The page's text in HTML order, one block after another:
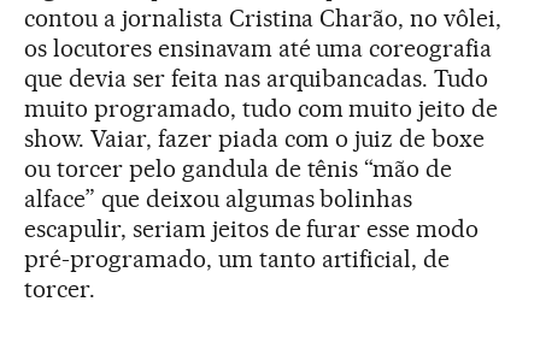
contou a jornalista Cristina Charão, no vôlei,
os locutores ensinavam até uma coreografia
que devia ser feita nas arquibancadas. Tudo
muito programado, tudo com muito jeito de
show. Vaiar, fazer piada com o juiz de boxe
ou torcer pelo gandula de tênis “mão de
alface” que deixou algumas bolinhas
escapulir, seriam jeitos de furar esse modo
pré-programado, um tanto artificial, de
torcer.